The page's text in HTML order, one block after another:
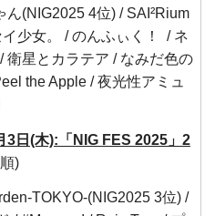
ん(NIG2025 4位) / SAI²Rium
少女。 / のんふぃく！ / ネ
衛星とカラテア / なみだ色の
the Apple / 夜光性アミュ
3日(木):「NIG FES 2025」2
)
TOKYO-(NIG2025 3位) /